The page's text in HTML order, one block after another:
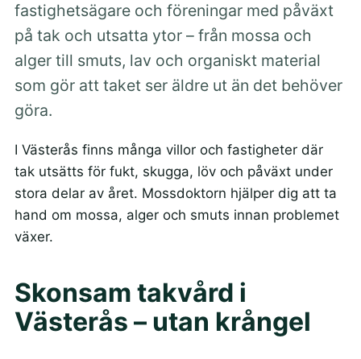
fastighetsägare och föreningar med påväxt
på tak och utsatta ytor – från mossa och
alger till smuts, lav och organiskt material
som gör att taket ser äldre ut än det behöver
göra.
I Västerås finns många villor och fastigheter där
tak utsätts för fukt, skugga, löv och påväxt under
stora delar av året. Mossdoktorn hjälper dig att ta
hand om mossa, alger och smuts innan problemet
växer.
Skonsam takvård i
Västerås – utan krångel